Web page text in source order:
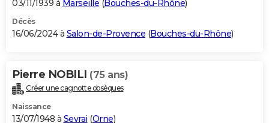
03/11/1939 à Marseille (Bouches-du-Rhône)
Décès
16/06/2024 à Salon-de-Provence (Bouches-du-Rhône)
Pierre NOBILI (75 ans)
Créer une cagnotte obsèques
Naissance
13/07/1948 à Sevrai (Orne)